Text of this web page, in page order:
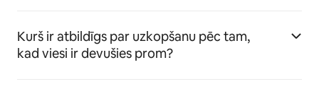
Kurš ir atbildīgs par uzkopšanu pēc tam,
kad viesi ir devušies prom?